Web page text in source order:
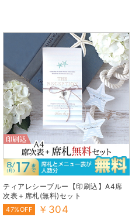
ティアレシーブルー【印刷込】A4席
次表＋席札(無料)セット
47%OFF ￥304